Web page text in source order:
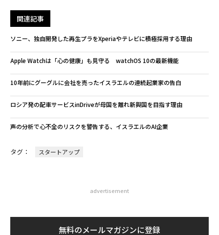
関連記事
ソニー、独自開発した再生プラをXperiaやテレビに積極採用する理由
Apple Watchは「心の健康」も見守る watchOS 10の最新機能
10年前にグーグルに会社を売ったイスラエルの連続起業家の告白
ロシア発の配車サービスinDriveが母国を離れ新興国を目指す理由
声の分析で心不全のリスクを警告する、イスラエルのAI企業
タグ： スタートアップ
advertisement
無料のメールマガジンに登録